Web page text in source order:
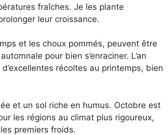
fraîches. Je les plante
leur croissance.
et les choux pommés, peuvent être
pour bien s’enraciner. L’an
récoltes au printemps, bien
et un sol riche en humus. Octobre est
les régions au climat plus rigoureux,
premiers froids.